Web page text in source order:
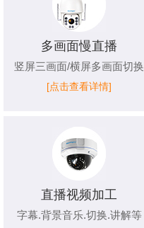
多画面慢直播
竖屏三画面/横屏多画面切换
[点击查看详情]
直播视频加工
字幕.背景音乐.切换.讲解等